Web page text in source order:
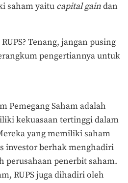
saham yaitu capital gaindan
RUPS? Tenang, jangan pusing
pengertiannya untuk
Pemegang Saham adalah
kekuasaan tertinggi dalam
yang memiliki saham
investor berhak menghadiri
perusahaan penerbit saham.
RUPS juga dihadiri oleh